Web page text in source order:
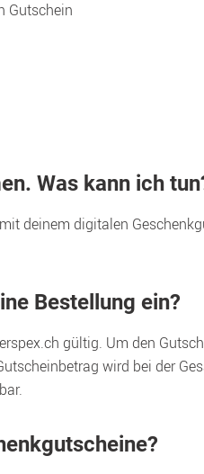
Gutschein
Was kann ich
deinem digitalen
Bestellung ein?
gültig. Um den
wird bei der